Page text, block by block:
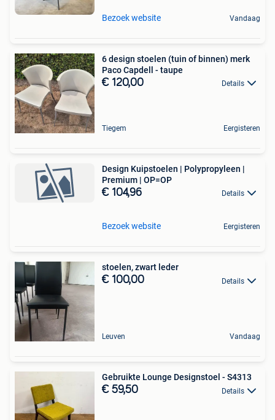
Bezoek website Vandaag
6 design stoelen (tuin of binnen) merk
Paco Capdell - taupe
€ 120,00 Details
Tiegem Eergisteren
Design Kuipstoelen | Polypropyleen |
Premium | OP=OP
€ 104,96 Details
Bezoek website Eergisteren
stoelen, zwart leder
€ 100,00 Details
Leuven Vandaag
Gebruikte Lounge Designstoel - S4313
€ 59,50 Details